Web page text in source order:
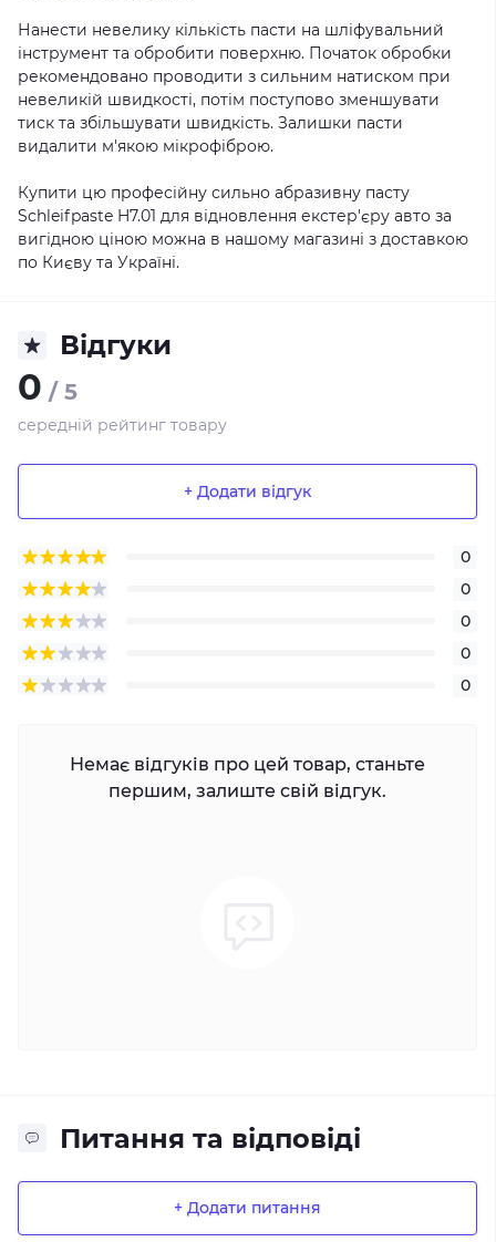
Нанести невелику кількість пасти на шліфувальний
інструмент та обробити поверхню. Початок обробки
рекомендовано проводити з сильним натиском при
невеликій швидкості, потім поступово зменшувати
тиск та збільшувати швидкість. Залишки пасти
видалити м'якою мікрофіброю.
Купити цю професійну сильно абразивну пасту
Schleifpaste H7.01 для відновлення екстер'єру авто за
вигідною ціною можна в нашому магазині з доставкою
по Києву та Україні.
Відгуки
0 / 5
середній рейтинг товару
+ Додати відгук
0
0
0
0
0
Немає відгуків про цей товар, станьте
першим, залиште свій відгук.
Питання та відповіді
+ Додати питання